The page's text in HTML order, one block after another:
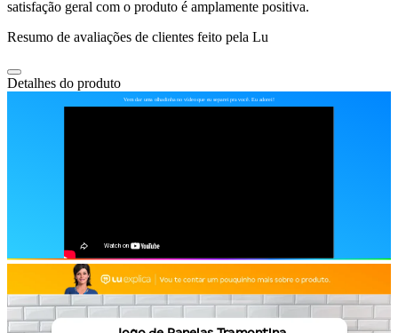
satisfação geral com o produto é amplamente positiva.
Resumo de avaliações de clientes feito pela Lu
Detalhes do produto